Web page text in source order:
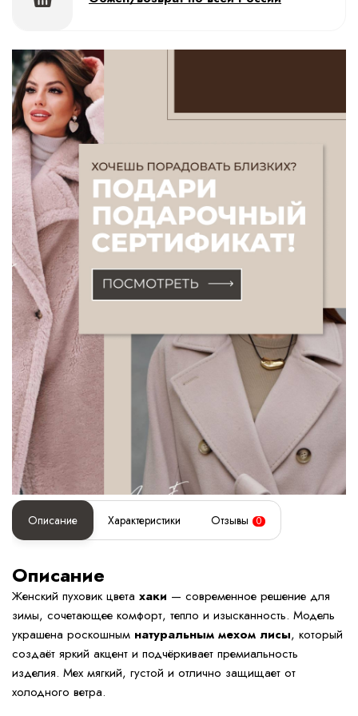
Описание Характеристики Отзывы 0
Описание
Женский пуховик цвета хаки — современное решение для
зимы, сочетающее комфорт, тепло и изысканность. Модель
украшена роскошным натуральным мехом лисы, который
создаёт яркий акцент и подчёркивает премиальность
изделия. Мех мягкий, густой и отлично защищает от
холодного ветра.